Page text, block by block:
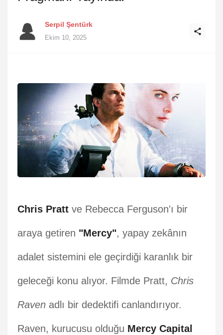
Serpil Şentürk
Ekim 10, 2025
Chris Pratt ve Rebecca Ferguson'ı bir
araya getiren "Mercy", yapay zekânın
adalet sistemini ele geçirdiği karanlık bir
geleceği konu alıyor. Filmde Pratt, Chris
Raven adlı bir dedektifi canlandırıyor.
Raven, kurucusu olduğu Mercy Capital